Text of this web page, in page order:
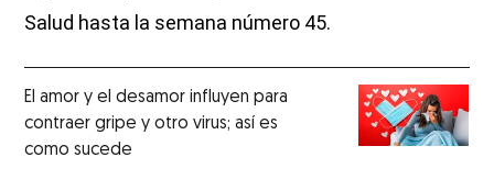
Salud hasta la semana número 45.
El amor y el desamor influyen para
contraer gripe y otro virus; así es
como sucede